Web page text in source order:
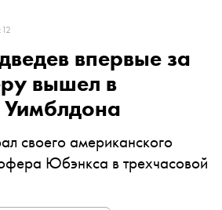
впервые за
вышел в
своего американского
Юбэнкса в трехчасовой